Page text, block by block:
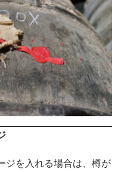
ジを入れる場合は、樽が